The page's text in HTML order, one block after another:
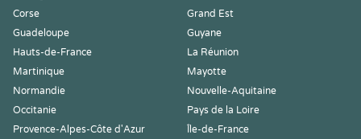
Corse
Grand Est
Guadeloupe
Guyane
Hauts-de-France
La Réunion
Martinique
Mayotte
Normandie
Nouvelle-Aquitaine
Occitanie
Pays de la Loire
Provence-Alpes-Côte d'Azur
Île-de-France